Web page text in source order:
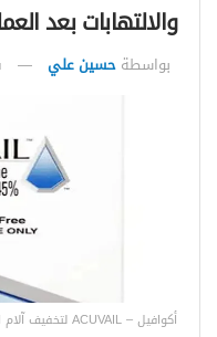
والالتهابات بعد
بواسطة حسين علي
أكوافيل – ACUVAIL لتخفيف آلام العين والالتهابات بعد العمليات الجراحية